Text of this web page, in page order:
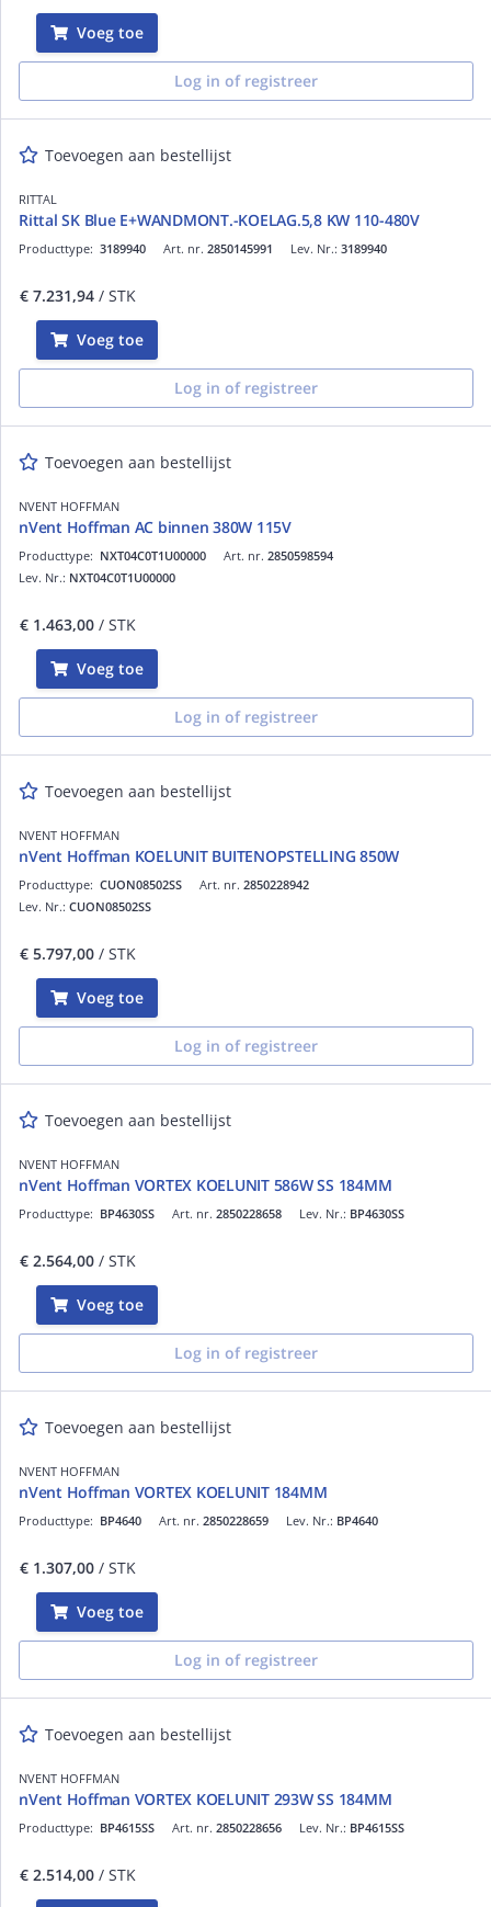
Voeg toe
Log in of registreer
Toevoegen aan bestellijst
RITTAL
Rittal SK Blue E+WANDMONT.-KOELAG.5,8 KW 110-480V
Art. nr. 2850145991
Producttype: 3189940 Lev. Nr.: 3189940
€ 7.231,94 / STK
Voeg toe
Log in of registreer
Toevoegen aan bestellijst
NVENT HOFFMAN
nVent Hoffman AC binnen 380W 115V
Art. nr. 2850598594
Producttype: NXT04C0T1U00000
Lev. Nr.: NXT04C0T1U00000
€ 1.463,00 / STK
Voeg toe
Log in of registreer
Toevoegen aan bestellijst
NVENT HOFFMAN
nVent Hoffman KOELUNIT BUITENOPSTELLING 850W
Art. nr. 2850228942
Producttype: CUON08502SS
Lev. Nr.: CUON08502SS
€ 5.797,00 / STK
Voeg toe
Log in of registreer
Toevoegen aan bestellijst
NVENT HOFFMAN
nVent Hoffman VORTEX KOELUNIT 586W SS 184MM
Art. nr. 2850228658
Producttype: BP4630SS Lev. Nr.: BP4630SS
€ 2.564,00 / STK
Voeg toe
Log in of registreer
Toevoegen aan bestellijst
NVENT HOFFMAN
nVent Hoffman VORTEX KOELUNIT 184MM
Art. nr. 2850228659
Producttype: BP4640 Lev. Nr.: BP4640
€ 1.307,00 / STK
Voeg toe
Log in of registreer
Toevoegen aan bestellijst
NVENT HOFFMAN
nVent Hoffman VORTEX KOELUNIT 293W SS 184MM
Art. nr. 2850228656
Producttype: BP4615SS Lev. Nr.: BP4615SS
€ 2.514,00 / STK